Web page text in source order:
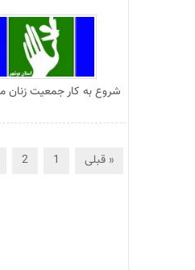
شروع به کار جمعیت زنان
« قبلی 1
2